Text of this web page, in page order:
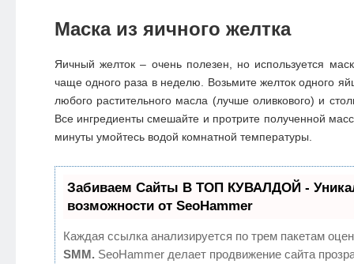
Маска из яичного желтка
Яичный желток – очень полезен, но используется
чаще одного раза в неделю. Возьмите желток одного
любого растительного масла (лучше оливкового) и
Все ингредиенты смешайте и протрите полученной
минуты умойтесь водой комнатной температуры.
Забиваем Сайты В ТОП КУВАЛДОЙ -
возможности от SeoHammer
Каждая ссылка анализируется по трем пакетам
SMM. SeoHammer делает продвижение сайта